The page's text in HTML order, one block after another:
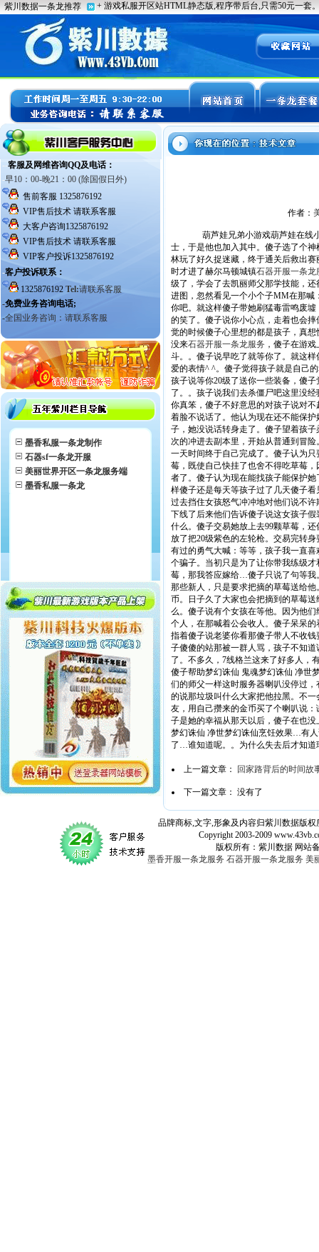
墨香私服一条龙制作
石器sf一条龙开服
美丽世界开区一条龙服务端
墨香私服一条龙
作者：
葫芦娃兄弟小游戏葫芦娃在线小
士，于是他也加入其中。傻子选了个
林玩了好久捉迷藏，终于通关后救出
时才进了赫尔马顿城镇石器开服一条龙
级了，学会了去凯丽师父那学技能，
进图，忽然看见一个小个子MM在那喊
你吧。就这样傻子带她刷猛毒雷鸣废
的笑了。傻子说你小心点，走着也会
觉的时候傻子心里想的都是孩子，真
没来石器开服一条龙服务 ，傻子在游
斗。。傻子说早吃了就等你了。就这
爱的表情^ ^。傻子觉得孩子就是自己
孩子说等你20级了送你一些装备，傻
了。。孩子说我们去杀僵尸吧这里没
你真笨，傻子不好意思的对孩子说对
着脸不说话了。他认为现在还不能保
子，她没说话转身走了。傻子望着孩
次的冲进去副本里，开始从普通到冒
一天时间终于自己完成了。傻子认为
莓，既使自己快挂了也舍不得吃草莓
者了。傻子认为现在能找孩子能保护
样傻子还是每天等孩子过了几天傻子
过去挡住女孩怒气冲冲地对他们说不
下线了后来他们告诉傻子说这女孩子
什么。傻子交易她放上去99颗草莓，
放了把20级紫色的左轮枪。交易完转
有过的勇气大喊：等等，孩子我一直
个骗子。当初只是为了让你带我练级
莓，那我答应嫁给…傻子只说了句等我
那些新人，只是要求把摘的草莓送给
币。日子久了大家也会把摘到的草莓
么。傻子说有个女孩在等他。因为他
个人，在那喊着公会收人。傻子呆呆
指着傻子说老婆你看那傻子带人不收
子傻傻的站那被一群人骂，孩子不知道
了。不多久，7线格兰这来了好多人，
傻子帮助梦幻诛仙 鬼魂梦幻诛仙 净世
们的师父一样这时服务器喇叭没停过
的说那垃圾叫什么大家把他拉黑。不
友，用自己攒来的金币买了个喇叭说
子是她的幸福从那天以后，傻子在也
梦幻诛仙 净世梦幻诛仙烹饪效果…有
了…谁知道呢。。为什么失去后才知道
上一篇文章： 回家路背后的时间故
下一篇文章： 没有了
品牌商标,文字,形象及内容归紫川数据版权
Copyright 2003-2009 www.43vb.com
版权所有：紫川数据 网站备案登
墨香开服一条龙服务 石器开服一条龙服务 美